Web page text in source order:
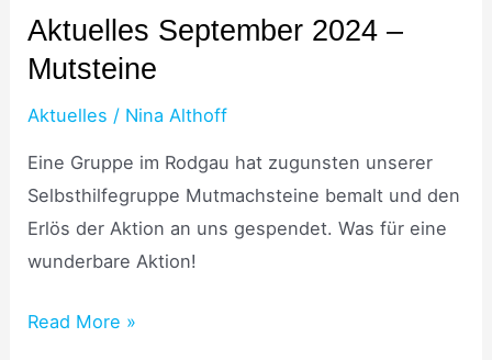
Aktuelles September 2024 –
Mutsteine
Aktuelles / Nina Althoff
Eine Gruppe im Rodgau hat zugunsten unserer
Selbsthilfegruppe Mutmachsteine bemalt und den
Erlös der Aktion an uns gespendet. Was für eine
wunderbare Aktion!
2024
–
Read More »